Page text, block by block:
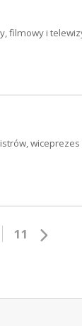
filmowy i
11